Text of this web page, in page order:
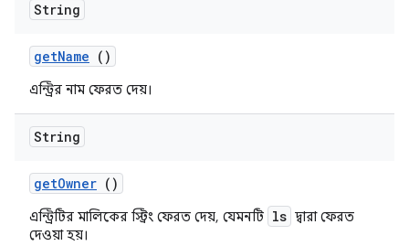
String
getName ()
এন্ট্রির নাম ফেরত দেয়।
String
getOwner ()
এন্ট্রিটির মালিকের স্ট্রিং ফেরত দেয়, যেমনটি ls দ্বারা ফেরত
দেওয়া হয়।